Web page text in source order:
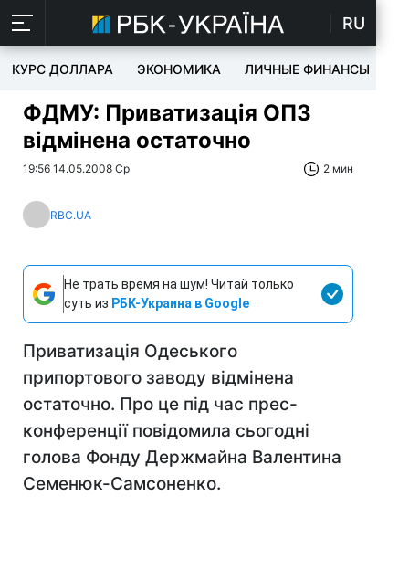
RU
КУРС ДОЛЛАРА ЭКОНОМИКА ЛИЧНЫЕ ФИНАНСЫ
ФДМУ: Приватизація ОПЗ
відмінена остаточно
19:56 14.05.2008 Ср 2 мин
RBC.UA
Не трать время на шум! Читай только
суть из РБК-Украина в Google
Приватизація Одеського
припортового заводу відмінена
остаточно. Про це під час прес-
конференції повідомила сьогодні
голова Фонду Держмайна Валентина
Семенюк-Самсоненко.